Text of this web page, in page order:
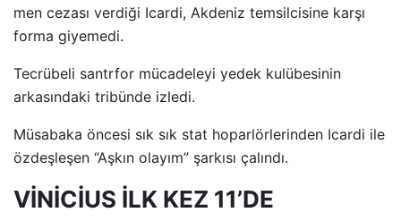
men cezası verdiği Icardi, Akdeniz temsilcisine karşı
forma giyemedi.
Tecrübeli santrfor mücadeleyi yedek kulübesinin
arkasındaki tribünde izledi.
Müsabaka öncesi sık sık stat hoparlörlerinden Icardi ile
özdeşleşen “Aşkın olayım” şarkısı çalındı.
VİNİCİUS İLK KEZ 11’DE